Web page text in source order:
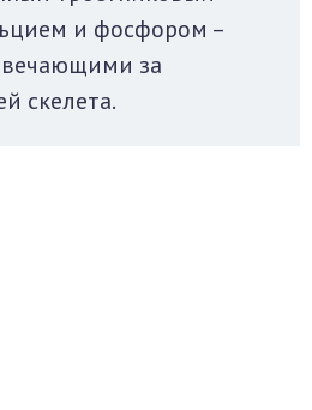
и фосфором –
за
скелета.